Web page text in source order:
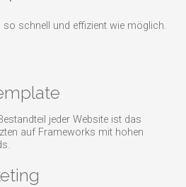
so schnell und effizient wie möglich.
jeder Website ist das
auf Frameworks mit hohen